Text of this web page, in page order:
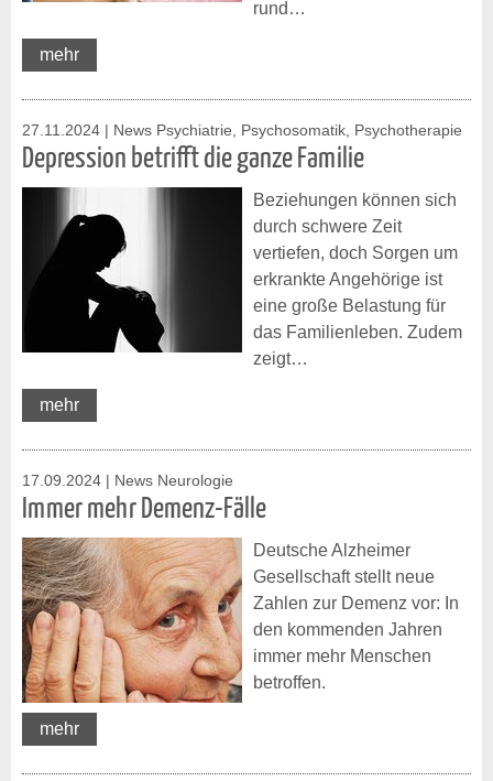
rund…
mehr
27.11.2024 | News Psychiatrie, Psychosomatik, Psychotherapie
Depression betrifft die ganze Familie
Beziehungen können sich
durch schwere Zeit
vertiefen, doch Sorgen um
erkrankte Angehörige ist
eine große Belastung für
das Familienleben. Zudem
zeigt…
mehr
17.09.2024 | News Neurologie
Immer mehr Demenz-Fälle
Deutsche Alzheimer
Gesellschaft stellt neue
Zahlen zur Demenz vor: In
den kommenden Jahren
immer mehr Menschen
betroffen.
mehr